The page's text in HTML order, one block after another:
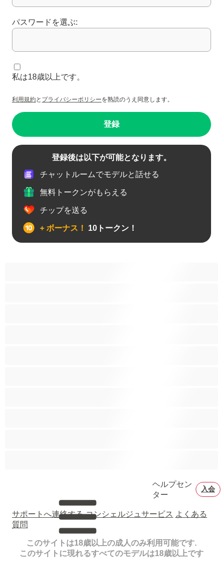
パスワードを選ぶ:
私は18歳以上です。
利用規約と プライバシーポリシーを熟読のうえ同意します。
登録
登録後は以下が可能となります。
チャットルームでモデルと話せる
無料トークンがもらえる
チップを送る
+ ボーナス！ 10トークン！
ヘルプセン
ター
入会
サポートへ連絡する コンシェルジュサービス よくある
質問
このサイトは18歳以上の成人のみ利用可能です.
このサイトに現れるすべてのモデルは18歳以上です